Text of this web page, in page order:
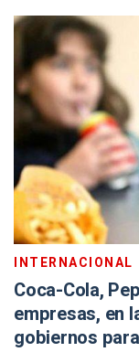
INTERNACIONAL
Coca-Cola,
empresas, en
gobiernos